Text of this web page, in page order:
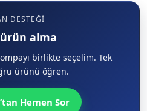
DESTEĞI
ürün alma
birlikte seçelim. Tek
ürünü öğren.
Hemen Sor